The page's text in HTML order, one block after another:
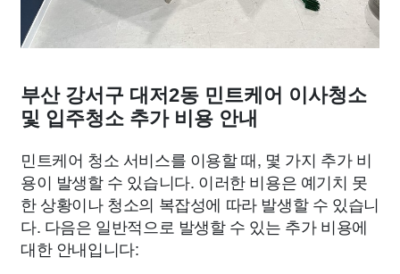
부산 강서구 대저2동 민트케어 이사청소
및 입주청소 추가 비용 안내
민트케어 청소 서비스를 이용할 때, 몇 가지 추가 비
용이 발생할 수 있습니다. 이러한 비용은 예기치 못
한 상황이나 청소의 복잡성에 따라 발생할 수 있습니
다. 다음은 일반적으로 발생할 수 있는 추가 비용에
대한 안내입니다: